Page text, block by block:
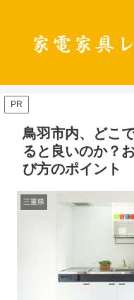
PR
鳥羽市内、どこ
ると良いのか？
び方のポイント
三重県